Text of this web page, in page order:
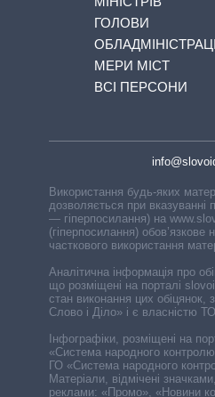
ГОЛОВИ
МЕРИ МІСТ
ВСІ ПЕРСОНИ
Використання будь-яких
дозволяється при вказуванні
— гіперпосилання) на
(гіперпосилання)
часткового використання
Аналітична інформація про
що розміщені на порталі
стан виконання цих обіцянок,
Слово і Діло» і є власністю
Інфографіки, розміщені на
«Система народного контролю
ГО «Система народного
Матеріали, відмічені
реклами: «Промо», «Новини